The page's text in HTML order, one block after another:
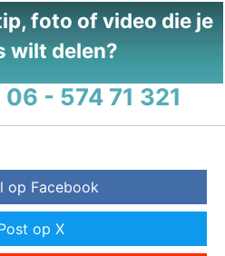
foto of video die je
wilt delen?
06 - 574 71 321
op Facebook
op X